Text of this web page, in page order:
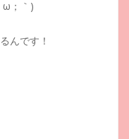
ω；｀)
んです！